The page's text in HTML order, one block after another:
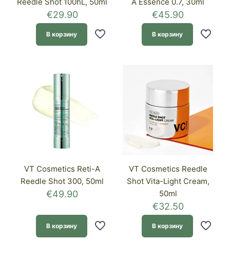
€29.90
В корзину
€45.90
В корзину
VT Cosmetics Reti-A
Reedle Shot 300, 50ml
€49.90
В корзину
VT Cosmetics Reedle
Shot Vita-Light Cream,
50ml
€32.50
В корзину